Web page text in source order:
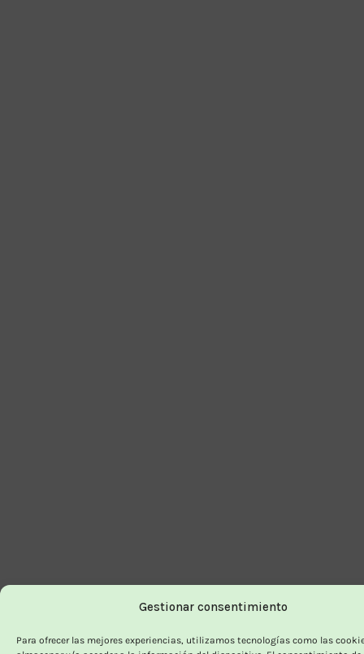
Gestionar consentimiento
Para ofrecer las mejores experiencias, utilizamos tecnologías como las